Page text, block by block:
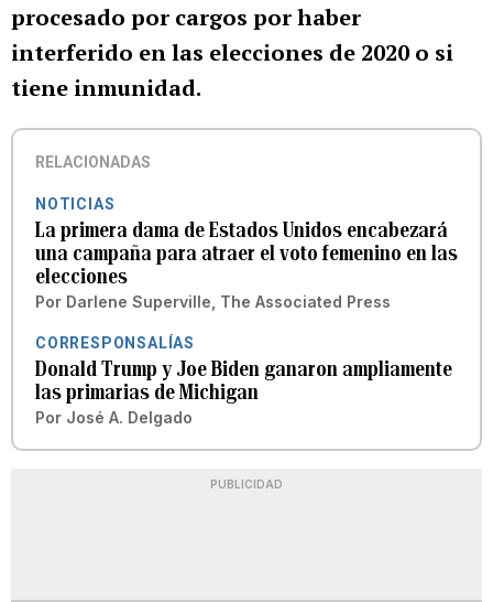
procesado por cargos por haber
interferido en las elecciones de 2020 o si
tiene inmunidad.
RELACIONADAS
NOTICIAS
La primera dama de Estados Unidos encabezará
una campaña para atraer el voto femenino en las
elecciones
Por Darlene Superville, The Associated Press
CORRESPONSALÍAS
Donald Trump y Joe Biden ganaron ampliamente
las primarias de Michigan
Por José A. Delgado
PUBLICIDAD